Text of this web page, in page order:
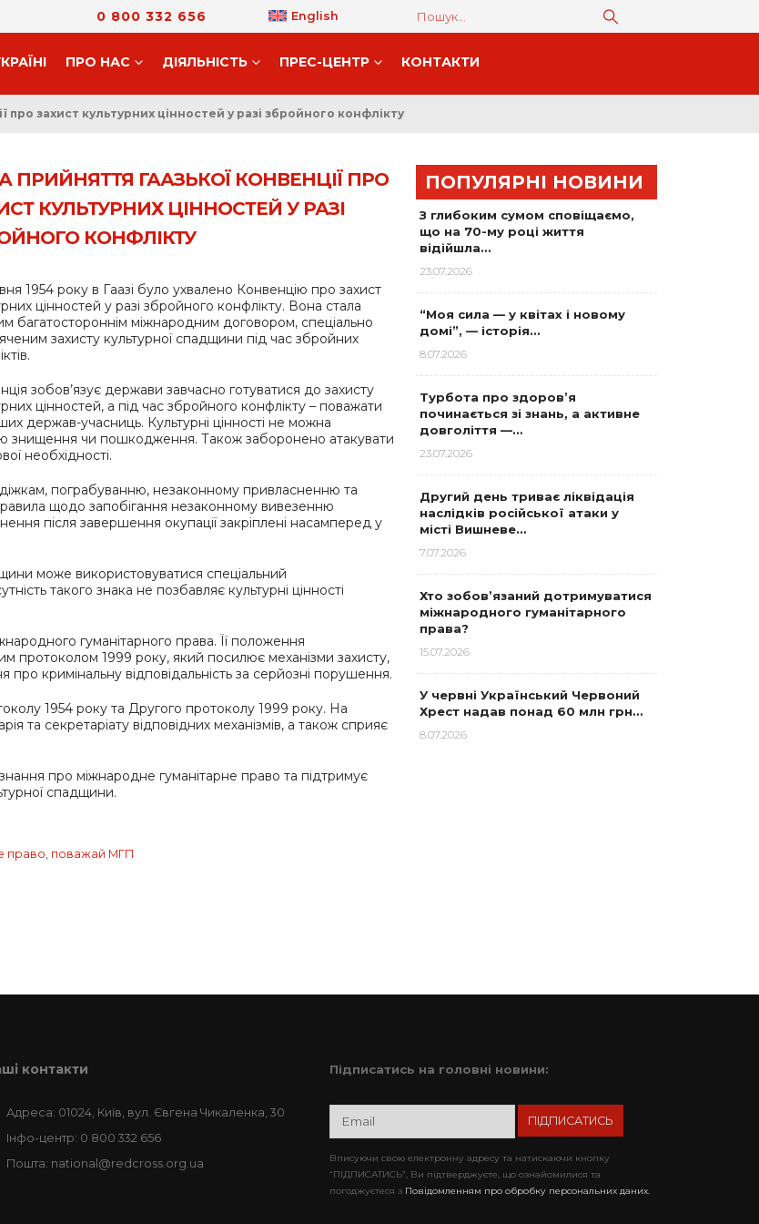
0 800 332 656 English
ПРО НАС ДIЯЛЬНIСТЬ ПРЕС-ЦЕНТР КОНТАКТИ
про захист культурних цінностей у разі збройного конфлікту
ПРИЙНЯТТЯ ГААЗЬКОЇ КОНВЕНЦІЇ ПРО
КУЛЬТУРНИХ ЦІННОСТЕЙ У РАЗІ
КОНФЛІКТУ
1954 року в Гаазі було ухвалено Конвенцію про захист
цінностей у разі збройного конфлікту. Вона стала
багатостороннім міжнародним договором, спеціально
захисту культурної спадщини під час збройних
зобов’язує держави завчасно готуватися до захисту
цінностей, а під час збройного конфлікту – поважати
держав-учасниць. Культурні цінності не можна
знищення чи пошкодження. Також заборонено атакувати
необхідності.
пограбуванню, незаконному привласненню та
щодо запобігання незаконному вивезенню
після завершення окупації закріплені насамперед у
може використовуватися спеціальний
такого знака не позбавляє культурні цінності
гуманітарного права. Її положення
1999 року, який посилює механізми захисту,
кримінальну відповідальність за серйозні порушення.
1954 року та Другого протоколу 1999 року. На
та секретаріату відповідних механізмів, а також сприяє
про міжнародне гуманітарне право та підтримує
спадщини.
право, поважай МГП
ПОПУЛЯРНІ НОВИНИ
З глибоким сумом сповіщаємо,
що на 70-му році життя
відійшла…
23.07.2026
“Моя сила — у квітах і новому
домі”, — історія…
8.07.2026
Турбота про здоров’я
починається зі знань, а активне
довголіття —…
23.07.2026
Другий день триває ліквідація
наслідків російської атаки у
місті Вишневе…
7.07.2026
Хто зобов’язаний дотримуватися
міжнародного гуманітарного
права?
15.07.2026
У червні Український Червоний
Хрест надав понад 60 млн грн…
8.07.2026
контакти
Адреса: 01024, Київ, вул. Євгена Чикаленка, 30
Інфо-центр: 0 800 332 656
Пошта: national@redcross.org.ua
Підписатись на головні новини:
Вписуючи свою електронну адресу та натискаючи кнопку
“ПІДПИСАТИСЬ”, Ви підтверджуєте, що ознайомилися та
погоджуєтеся з Повідомленням про обробку персональних даних.